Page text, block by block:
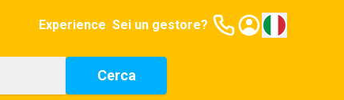
Experience Sei un gestore?
Cerca